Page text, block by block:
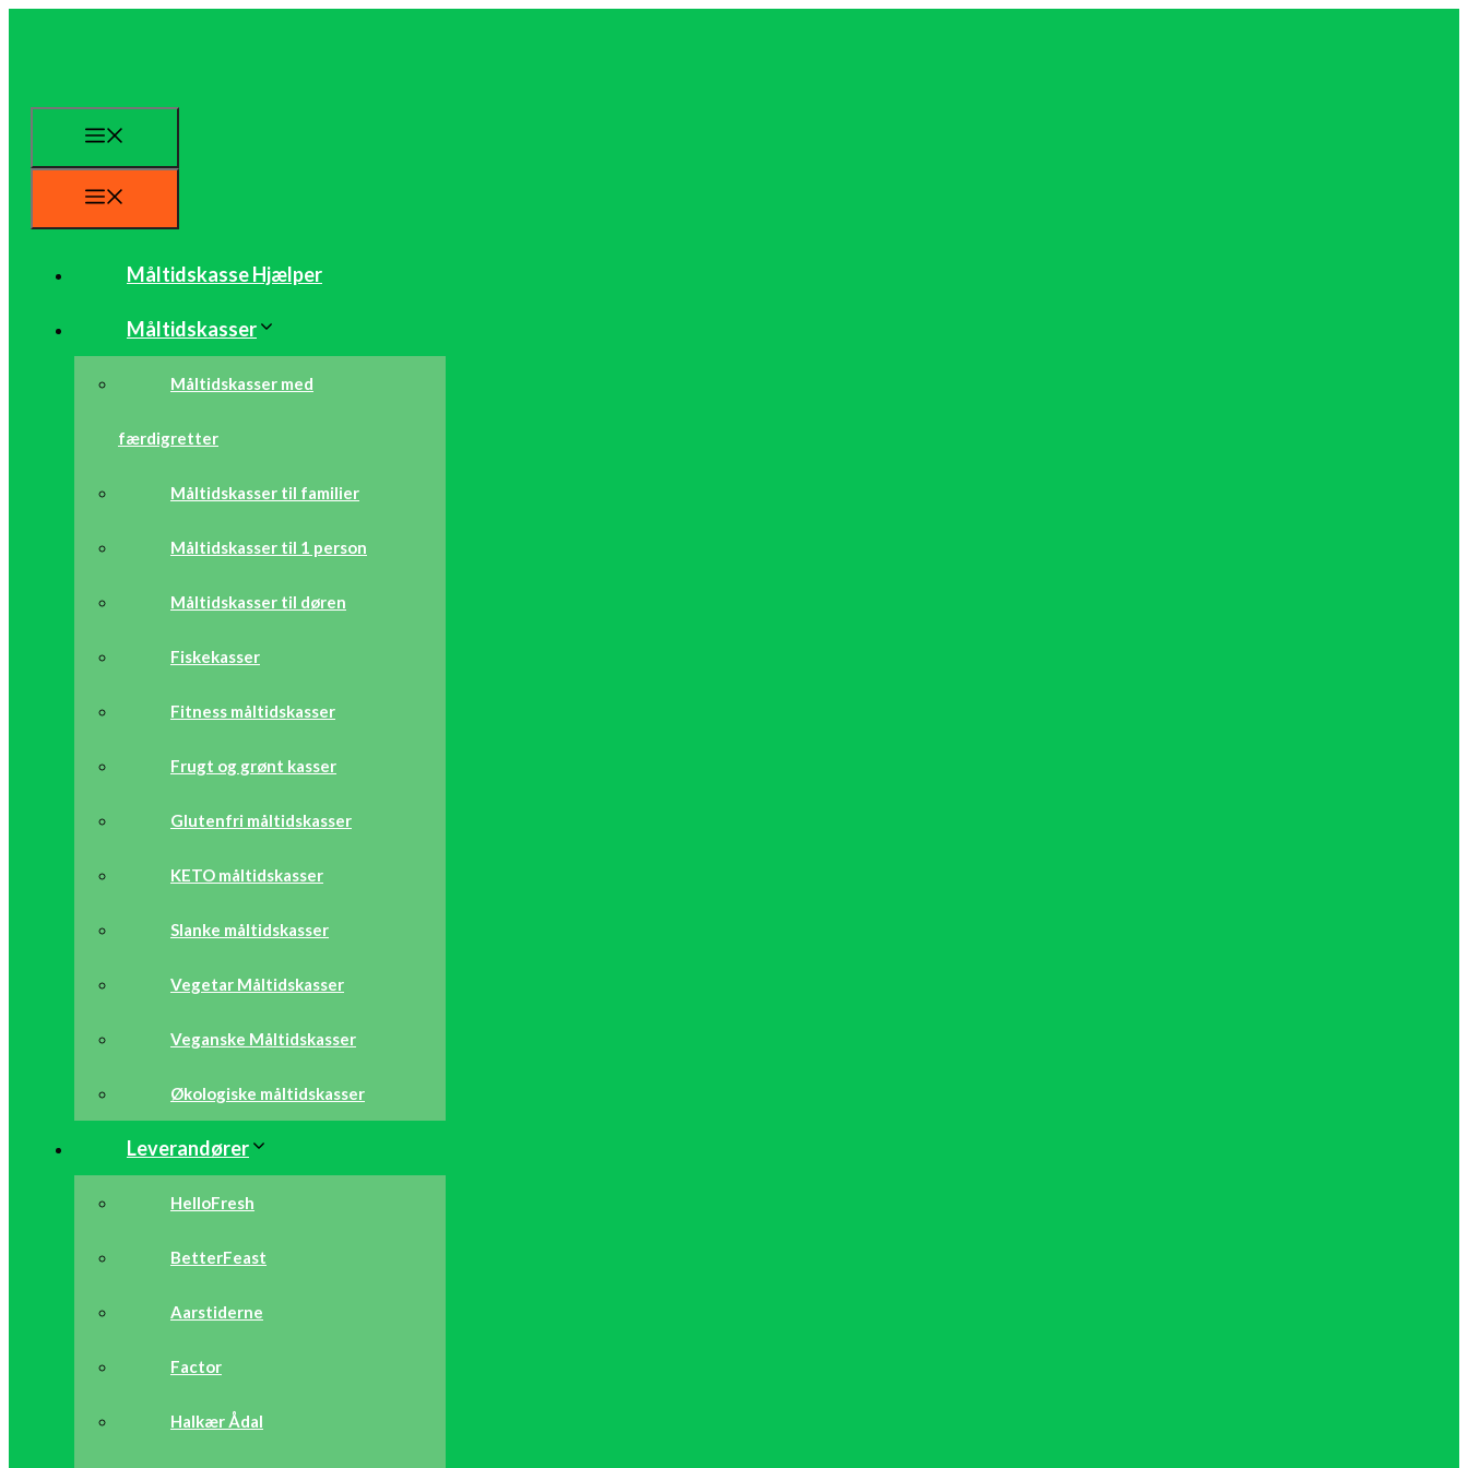
Måltidskasse Hjælper
Måltidskasser
Måltidskasser med
færdigretter
Måltidskasser til familier
Måltidskasser til 1 person
Måltidskasser til døren
Fiskekasser
Fitness måltidskasser
Frugt og grønt kasser
Glutenfri måltidskasser
KETO måltidskasser
Slanke måltidskasser
Vegetar Måltidskasser
Veganske Måltidskasser
Økologiske måltidskasser
Leverandører
HelloFresh
BetterFeast
Aarstiderne
Factor
Halkær Ådal